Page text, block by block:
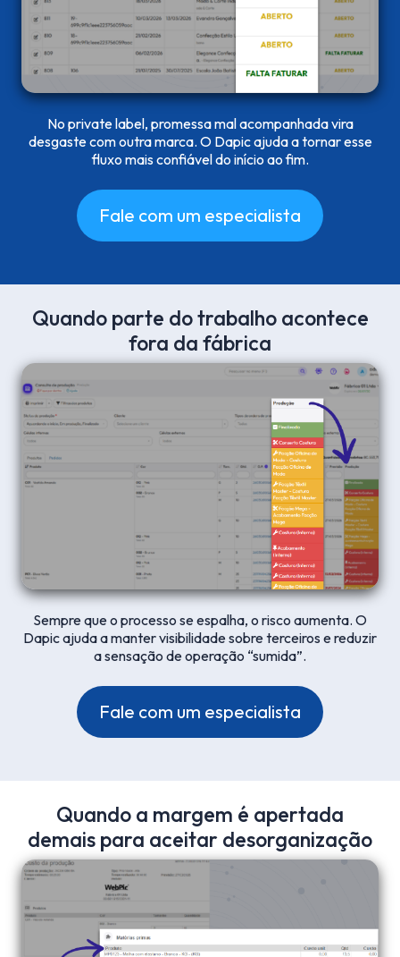
No private label, promessa mal acompanhada vira
desgaste com outra marca. O Dapic ajuda a tornar esse
fluxo mais confiável do início ao fim.
Fale com um especialista
Quando parte do trabalho acontece
fora da fábrica
Sempre que o processo se espalha, o risco aumenta. O
Dapic ajuda a manter visibilidade sobre terceiros e reduzir
a sensação de operação “sumida”.
Fale com um especialista
Quando a margem é apertada
demais para aceitar desorganização